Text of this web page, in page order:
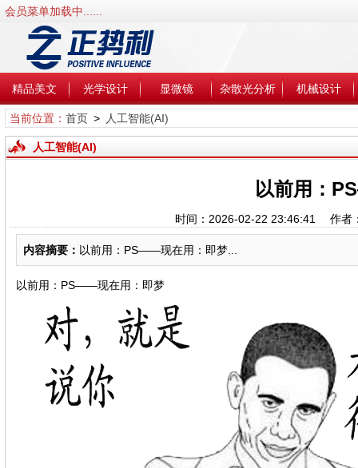
会员菜单加载中......
精品美文 光学设计 显微镜 杂散光分析 机械设计
当前位置： 首页> 人工智能(AI)
人工智能(AI)
以前用：
时间：2026-02-22 23:46:41 作
内容摘要： 以前用：PS——现在用：即梦...
以前用：PS——现在用：即梦